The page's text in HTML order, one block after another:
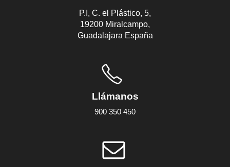
P.I, C. el Plástico, 5,
19200 Miralcampo,
Guadalajara España
Llámanos
900 350 450